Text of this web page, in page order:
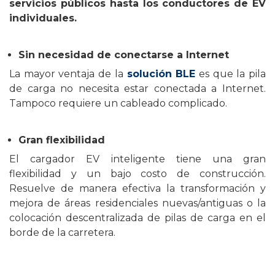
servicios públicos hasta los conductores de EV
individuales.
Sin necesidad de conectarse a Internet
La mayor ventaja de la solución BLE es que la pila
de carga no necesita estar conectada a Internet.
Tampoco requiere un cableado complicado.
Gran flexibilidad
El cargador EV inteligente tiene una gran
flexibilidad y un bajo costo de construcción.
Resuelve de manera efectiva la transformación y
mejora de áreas residenciales nuevas/antiguas o la
colocación descentralizada de pilas de carga en el
borde de la carretera.